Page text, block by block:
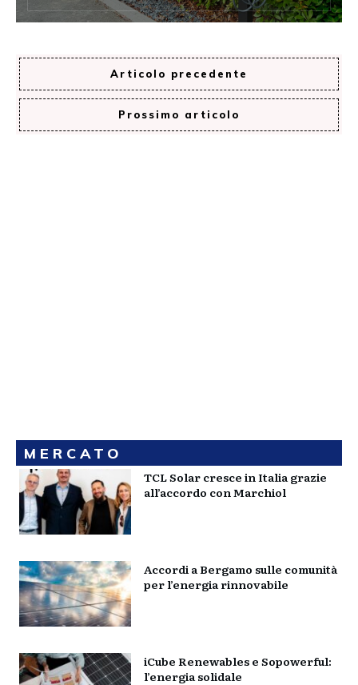
Articolo precedente
Prossimo articolo
MERCATO
TCL Solar cresce in Italia grazie
all’accordo con Marchiol
Accordi a Bergamo sulle comunità
per l’energia rinnovabile
iCube Renewables e Sopowerful:
l’energia solidale